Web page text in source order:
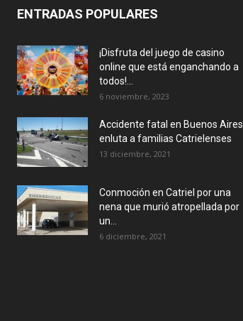
ENTRADAS POPULARES
¡Disfruta del juego de casino
online que está enganchando a
todos!...
6 noviembre, 2023
Accidente fatal en Buenos Aires
enluta a familias Catrielenses
13 diciembre, 2021
Conmoción en Catriel por una
nena que murió atropellada por
un...
6 diciembre, 2021